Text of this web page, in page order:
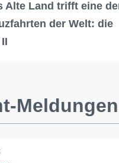
Alte Land trifft eine
der Welt: die